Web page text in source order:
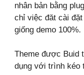
nhân bản bằng
chỉ việc đăt cài
giống demo 100%.
Theme được Buid
dụng với trình kéo